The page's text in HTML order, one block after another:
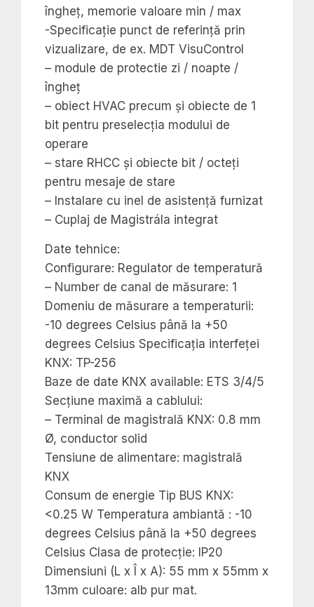
îngheț, memorie valoare min / max
-Specificație punct de referință prin
vizualizare, de ex. MDT VisuControl
– module de protectie zi / noapte /
îngheț
– obiect HVAC precum și obiecte de 1
bit pentru preselecția modului de
operare
– stare RHCC și obiecte bit / octeți
pentru mesaje de stare
– Instalare cu inel de asistență furnizat
– Cuplaj de Magistrála integrat
Date tehnice:
Configurare: Regulator de temperatură
– Number de canal de măsurare: 1
Domeniu de măsurare a temperaturii:
-10 degrees Celsius până la +50
degrees Celsius Specificația interfeței
KNX: TP-256
Baze de date KNX available: ETS 3/4/5
Secțiune maximă a cablului:
– Terminal de magistrală KNX: 0.8 mm
Ø, conductor solid
Tensiune de alimentare: magistrală
KNX
Consum de energie Tip BUS KNX:
<0.25 W Temperatura ambiantă : -10
degrees Celsius până la +50 degrees
Celsius Clasa de protecție: IP20
Dimensiuni (L x Î x A): 55 mm x 55mm x
13mm culoare: alb pur mat.